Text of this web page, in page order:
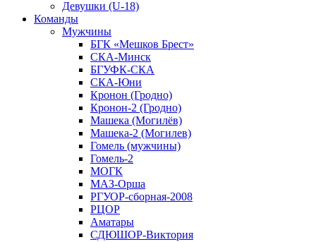
Девушки (U-18)
Команды
Мужчины
БГК «Мешков Брест»
СКА-Минск
БГУФК-СКА
СКА-Юни
Кронон (Гродно)
Кронон-2 (Гродно)
Машека (Могилёв)
Машека-2 (Могилев)
Гомель (мужчины)
Гомель-2
МОГК
МАЗ-Орша
РГУОР-сборная-2008
РЦОР
Аматары
СДЮШОР-Виктория